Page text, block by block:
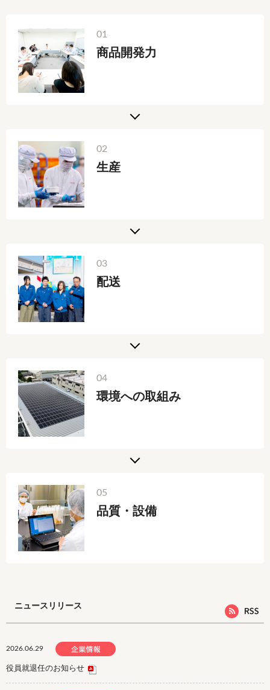
01
商品開発力
02
生産
03
配送
04
環境への取組み
05
品質・設備
ニュースリリース
2026.06.29
役員就退任のお知らせ